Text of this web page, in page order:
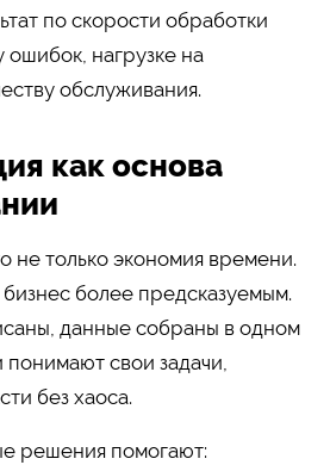
по скорости обработки
ошибок, нагрузке на
обслуживания.
как основа
не только экономия времени.
более предсказуемым.
данные собраны в одном
свои задачи,
без хаоса.
решения помогают: